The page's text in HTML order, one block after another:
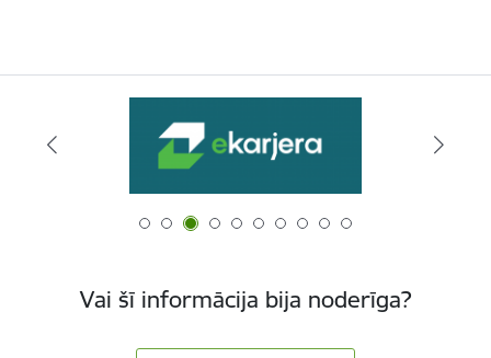
Vai šī informācija bija noderīga?